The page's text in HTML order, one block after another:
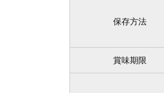
保存方法
賞味期限